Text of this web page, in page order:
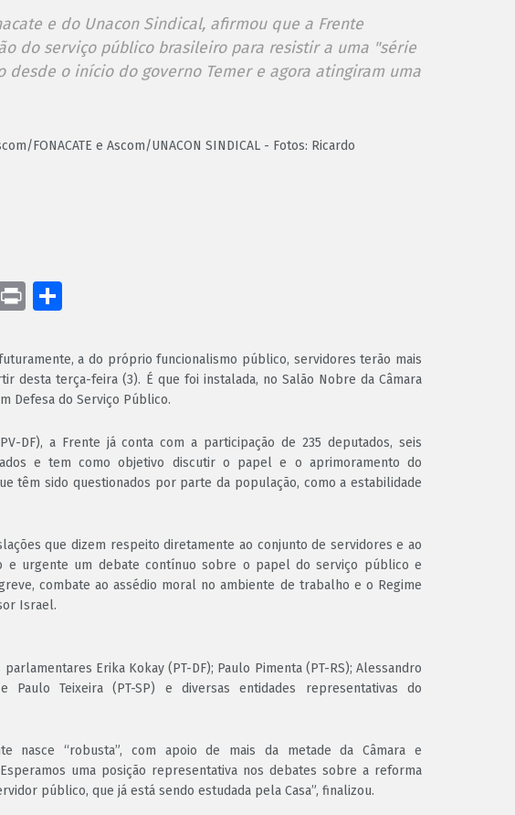
e do Unacon Sindical, afirmou que a Frente
do serviço público brasileiro para resistir a uma "série
o início do governo Temer e agora atingiram uma
FONACATE e Ascom/UNACON SINDICAL - Fotos: Ricardo
Print
a do próprio funcionalismo público, servidores terão mais
desta terça-feira (3). É que foi instalada, no Salão Nobre da Câmara
Defesa do Serviço Público.
DF), a Frente já conta com a participação de 235 deputados, seis
e tem como objetivo discutir o papel e o aprimoramento do
têm sido questionados por parte da população, como a estabilidade
que dizem respeito diretamente ao conjunto de servidores e ao
e urgente um debate contínuo sobre o papel do serviço público e
combate ao assédio moral no ambiente de trabalho e o Regime
Israel.
Erika Kokay (PT-DF); Paulo Pimenta (PT-RS); Alessandro
Paulo Teixeira (PT-SP) e diversas entidades representativas do
nasce “robusta”, com apoio de mais da metade da Câmara e
uma posição representativa nos debates sobre a reforma
público, que já está sendo estudada pela Casa”, finalizou.